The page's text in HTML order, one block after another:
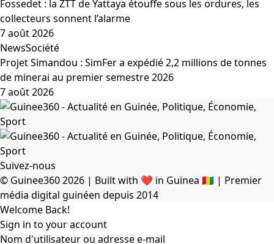
Fossedet : la ZTT de Yattaya étouffe sous les ordures, les
collecteurs sonnent l’alarme
7 août 2026
NewsSociété
Projet Simandou : SimFer a expédié 2,2 millions de tonnes
de minerai au premier semestre 2026
7 août 2026
Suivez-nous
© Guinee360 2026 | Built with ❤️ in Guinea 🇬🇳 | Premier
média digital guinéen depuis 2014
Welcome Back!
Sign in to your account
Nom d'utilisateur ou adresse e-mail